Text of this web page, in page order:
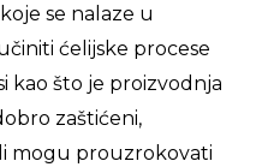
se nalaze u
ćelijske procese
kao što je proizvodnja
zaštićeni,
mogu prouzrokovati